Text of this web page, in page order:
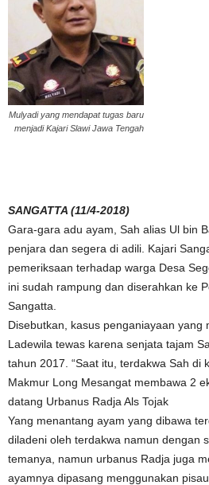
Mulyadi yang mendapat tugas baru
menjadi Kajari Slawi Jawa Tengah
SANGATTA (11/4-2018)
Gara-gara adu ayam, Sah alias Ul bin
penjara dan segera di adili. Kajari
pemeriksaan terhadap warga Desa
ini sudah rampung dan diserahkan ke
Sangatta.
Disebutkan, kasus penganiayaan yang
Ladewila tewas karena senjata tajam
tahun 2017. “Saat itu, terdakwa Sah di
Makmur Long Mesangat membawa 2
datang Urbanus Radja Als Tojak
Yang menantang ayam yang dibawa
diladeni oleh terdakwa namun dengan
temanya, namun urbanus Radja juga
ayamnya dipasang menggunakan